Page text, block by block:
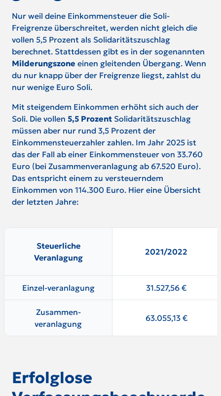
Nur weil deine Einkommensteuer die Soli-
Freigrenze überschreitet, werden nicht gleich die
vollen 5,5 Prozent als Solidaritätszuschlag
berechnet. Stattdessen gibt es in der sogenannten
Milderungszone einen gleitenden Übergang. Wenn
du nur knapp über der Freigrenze liegst, zahlst du
nur wenige Euro Soli.
Mit steigendem Einkommen erhöht sich auch der
Soli. Die vollen 5,5 Prozent Solidaritätszuschlag
müssen aber nur rund 3,5 Prozent der
Einkommensteuerzahler zahlen. Im Jahr 2025 ist
das der Fall ab einer Einkommensteuer von 33.760
Euro (bei Zusammenveranlagung ab 67.520 Euro).
Das entspricht einem zu versteuerndem
Einkommen von 114.300 Euro. Hier eine Übersicht
der letzten Jahre:
Steuerliche
Veranlagung
2021/2022
Einzel-veranlagung 31.527,56 €
Zusammen-
veranlagung
63.055,13 €
Erfolglose